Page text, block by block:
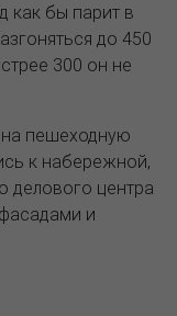
как бы парит в
до 450
300 он не
пешеходную
к набережной,
делового центра
и